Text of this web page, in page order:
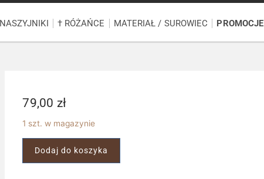
NASZYJNIKI † RÓŻAŃCE MATERIAŁ / SUROWIEC PROMOCJE
79,00 zł
1 szt. w magazynie
Dodaj do koszyka